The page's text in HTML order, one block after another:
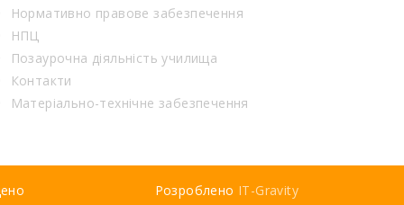
Нормативно правове забезпечення
НПЦ
Позаурочна діяльність училища
Контакти
Матеріально-технічне забезпечення
Розроблено IT-Gravity